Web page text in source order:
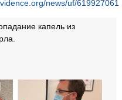
news/uf/619927061
капель из